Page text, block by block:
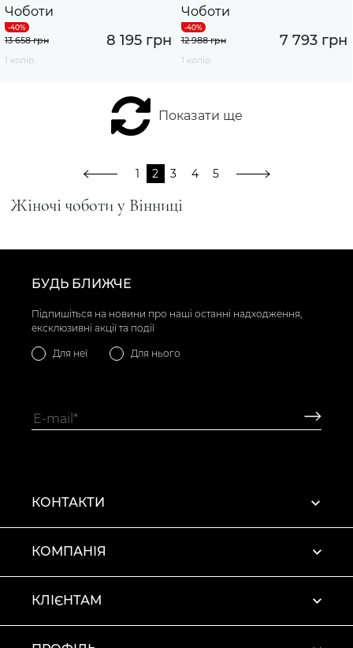
Жіночі чоботи у Вінниці
Чоботи
8 195 грн
13 658 грн
1 колір
Чоботи
7 793 грн
12 988 грн
1 колір
Показати ще
1 2 3 4 5
БУДЬ БЛИЖЧЕ
Підпишіться на новини про наші останні надходження,
ексклюзивні акції та події
Для неї Для нього
КОНТАКТИ
КОМПАНІЯ
КЛІЄНТАМ